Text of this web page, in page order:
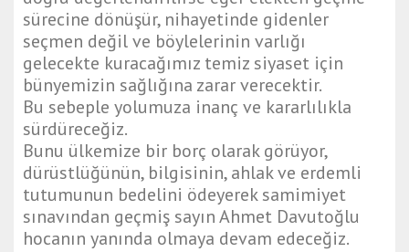
sürecine dönüşür, nihayetinde gidenler
seçmen değil ve böylelerinin varlığı
gelecekte kuracağımız temiz siyaset için
bünyemizin sağlığına zarar verecektir.
Bu sebeple yolumuza inanç ve kararlılıkla
sürdüreceğiz.
Bunu ülkemize bir borç olarak görüyor,
dürüstlüğünün, bilgisinin, ahlak ve erdemli
tutumunun bedelini ödeyerek samimiyet
sınavından geçmiş sayın Ahmet Davutoğlu
hocanın yanında olmaya devam edeceğiz.